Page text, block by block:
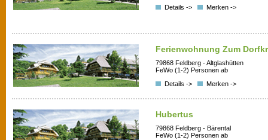
Details ->
Merken ->
Ferienwohnung Zum
79868 Feldberg - Altglashütten
FeWo (1-2) Personen ab
Details ->
Merken ->
Hubertus
79868 Feldberg - Bärental
FeWo (1-2) Personen ab